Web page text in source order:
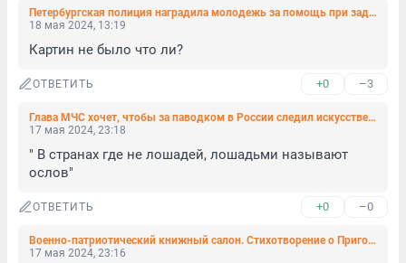
Петербургская полиция наградила молодежь за помощь при задержании вооруженного агрессора
18 мая 2024, 13:19
Картин не было что ли?
ОТВЕТИТЬ +0 –3
Глава МЧС хочет, чтобы за паводком в России следил искусственный интеллект
17 мая 2024, 23:18
" В странах где не лошадей, лошадьми называют
ослов"
ОТВЕТИТЬ +0 –0
Военно-патриотический книжный салон. Стихотворение о Пригожине и енот Херсон, который не приехал
17 мая 2024, 23:16